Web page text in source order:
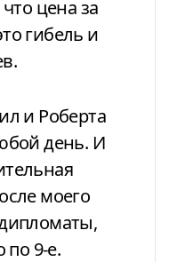
цена за
гибель и
и Роберта
день. И
моего
по 9-е.